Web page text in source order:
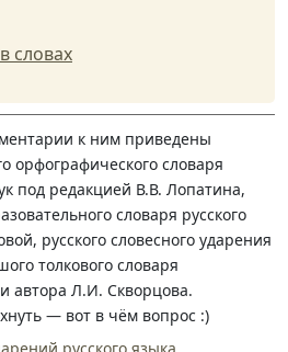
словах
к ним приведены
орфографического словаря
под редакцией В.В. Лопатина,
словаря русского
русского словесного ударения
толкового словаря
автора Л.И. Скворцова.
— вот в чём вопрос :)